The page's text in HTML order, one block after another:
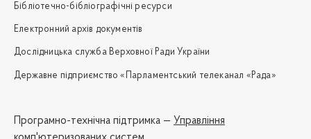
Бібліотечно-бібліографічні ресурси
Електронний архів документів
Дослідницька служба Верховної Ради України
Державне підприємство «Парламентський телеканал «Рада»
Програмно-технічна підтримка — Управління